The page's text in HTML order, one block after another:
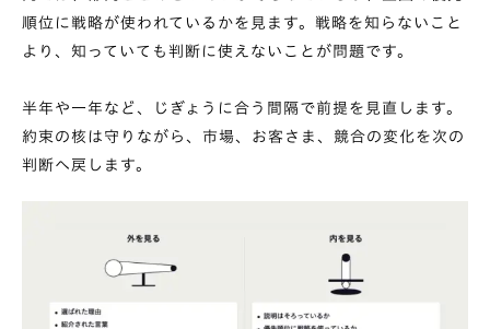
順位に戦略が使われているかを見ます。戦略を知らないこと
より、知っていても判断に使えないことが問題です。
半年や一年など、じぎょうに合う間隔で前提を見直します。
約束の核は守りながら、市場、お客さま、競合の変化を次の
判断へ戻します。